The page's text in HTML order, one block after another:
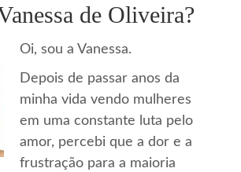
de Oliveira?
Oi, sou a Vanessa.
Depois de passar anos da
minha vida vendo mulheres
em uma constante luta pelo
amor, percebi que a dor e a
frustração para a maioria